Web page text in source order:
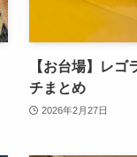
【お台場】レ
チまとめ
2026年2月27日